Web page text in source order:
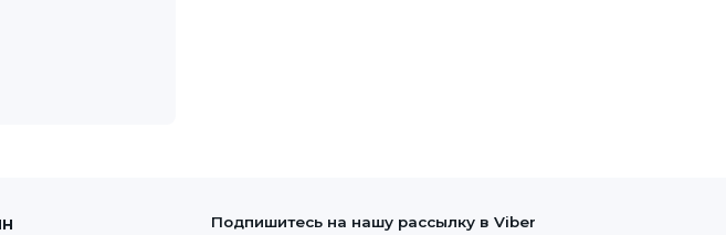
Подпишитесь на нашу рассылку в Viber